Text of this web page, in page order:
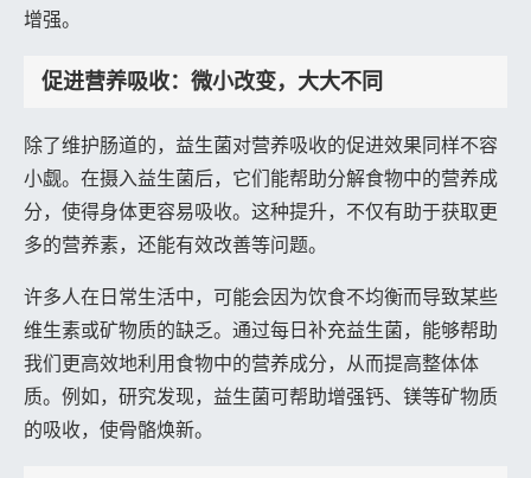
增强。
促进营养吸收：微小改变，大大不同
除了维护肠道的，益生菌对营养吸收的促进效果同样不容
小觑。在摄入益生菌后，它们能帮助分解食物中的营养成
分，使得身体更容易吸收。这种提升，不仅有助于获取更
多的营养素，还能有效改善等问题。
许多人在日常生活中，可能会因为饮食不均衡而导致某些
维生素或矿物质的缺乏。通过每日补充益生菌，能够帮助
我们更高效地利用食物中的营养成分，从而提高整体体
质。例如，研究发现，益生菌可帮助增强钙、镁等矿物质
的吸收，使骨骼焕新。